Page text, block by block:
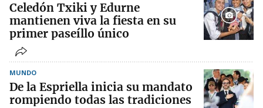
Celedón Txiki y Edurne
mantienen viva la fiesta en su
primer paseíllo único
MUNDO
De la Espriella inicia su mandato
rompiendo todas las tradiciones